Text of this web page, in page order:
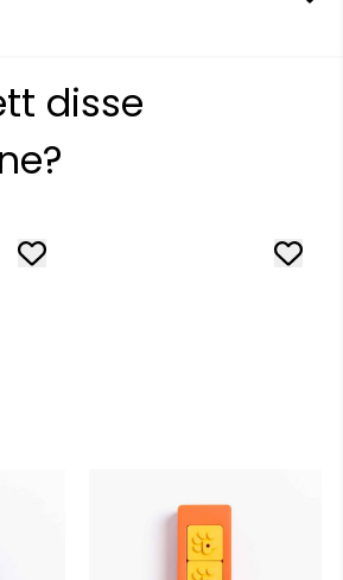
disse